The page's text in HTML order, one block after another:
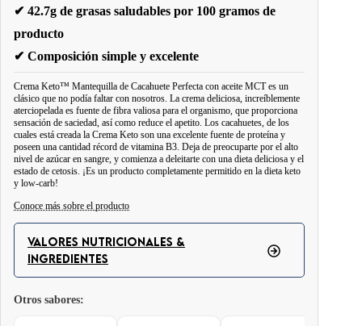
✔ 42.7g de grasas saludables por 100 gramos de
producto
✔ Composición simple y excelente
Crema Keto™ Mantequilla de Cacahuete Perfecta con aceite MCT es un
clásico que no podía faltar con nosotros. La crema deliciosa, increíblemente
aterciopelada es fuente de fibra valiosa para el organismo, que proporciona
sensación de saciedad, así como reduce el apetito. Los cacahuetes, de los
cuales está creada la Crema Keto son una excelente fuente de proteína y
poseen una cantidad récord de vitamina B3. Deja de preocuparte por el alto
nivel de azúcar en sangre, y comienza a deleitarte con una dieta deliciosa y el
estado de cetosis. ¡Es un producto completamente permitido en la dieta keto
y low-carb!
Conoce más sobre el producto
Crema Keto™ Mantequilla de Cacahuate Excelente con aceite MCT es
una crema de cacahuate de la más alta calidad!
sin azúcar! Solo 2,3 gramos de carbohidratos y hasta 10,7 gramos de grasa
saludable por porción del producto.
VALORES NUTRICIONALES &
INGREDIENTES
Otros sabores: